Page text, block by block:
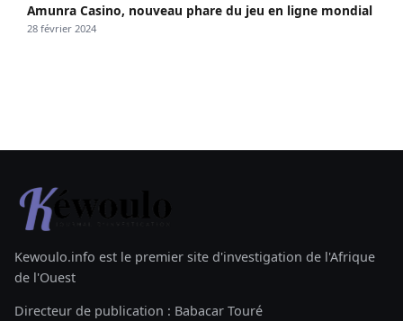
Amunra Casino, nouveau phare du jeu en ligne mondial
28 février 2024
Kewoulo.info est le premier site d'investigation de l'Afrique
de l'Ouest
Directeur de publication : Babacar Touré